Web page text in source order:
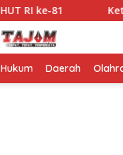
Ketika Bekas
Hukum Daerah